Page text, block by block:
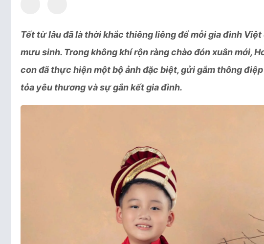
Tết từ lâu đã là thời khắc thiêng liêng để mỗi gia đình
mưu sinh. Trong không khí rộn ràng chào đón xuân mới,
con đã thực hiện một bộ ảnh đặc biệt, gửi gắm thông điệp
tỏa yêu thương và sự gắn kết gia đình.